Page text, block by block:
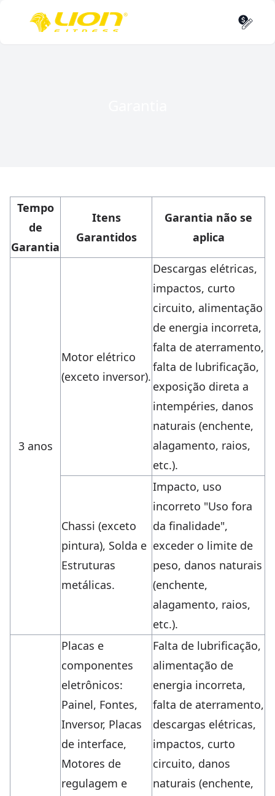
Tempo
de
Garantia
Itens
Garantidos
Garantia não se
aplica
3 anos
Motor elétrico
(exceto inversor).
Descargas elétricas,
impactos, curto
circuito, alimentação
de energia incorreta,
falta de aterramento,
falta de lubrificação,
exposição direta a
intempéries, danos
naturais (enchente,
alagamento, raios,
etc.).
Chassi (exceto
pintura), Solda e
Estruturas
metálicas.
Impacto, uso
incorreto "Uso fora
da finalidade",
exceder o limite de
peso, danos naturais
(enchente,
alagamento, raios,
etc.).
Placas e
componentes
eletrônicos:
Painel, Fontes,
Inversor, Placas
de interface,
Motores de
regulagem e
Falta de lubrificação,
alimentação de
energia incorreta,
falta de aterramento,
descargas elétricas,
impactos, curto
circuito, danos
naturais (enchente,